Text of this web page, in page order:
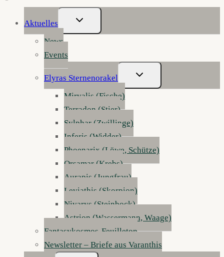
Aktuelles
Untermenü
Umschalten
News
Events
Elyras Sternenorakel
Untermenü
Umschalten
Mirvalis (Fische)
Terradon (Stier)
Sylphar (Zwillinge)
Inferis (Widder)
Phoenarix (Löwe, Schütze)
Orsamar (Krebs)
Aurapis (Jungfrau)
Leviathis (Skorpion)
Nivarys (Steinbock)
Astrion (Wassermann, Waage)
Fantasykosmos-Feuilleton
Newsletter – Briefe aus Varanthis